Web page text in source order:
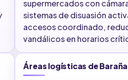
supermercados con
sistemas de disuasión
accesos coordinado,
vandálicos en horarios
Áreas logísticas de